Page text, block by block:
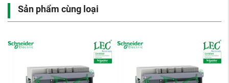
Sản phẩm cùng loại